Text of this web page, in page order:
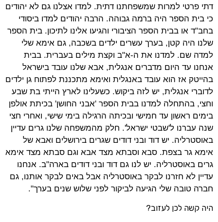
דתי פרטי למרות שמשפחתנו דתית. למדו אצלנו גם לא יהודים
כי בית הספר היה ברמה גבוהה. הרבה יהודים למדו ביסודי
בחב"ד או בבית הספר הציבורי והגיעו אלינו לתיכון. בית הספר
שלנו היה קטן, בערך עשרים ילדים בשכבה, גם אימא שלי
למדה שם. למדנו את ה-א"ב וקצת מילים בעברית. בבית
אנחנו עד היום מדברים אנגלית, אבא שלנו עובד בישראל
בהייטק אז הוא עובד באנגלית ואימא מתכננת לפתוח גן ילדים
לדוברי אנגלית, יש לזה ביקוש. כשעלינו לארץ הייתי בת שבע
וחצי, בהתחלה למדנו בבית הספר 'אבני החושן' בכיתת אולפן
בימים ראשון עד חמישי ובכיתה הרגילה בימי שישי, ואחרי חצי
שנה עברנו ל'שבטי ישראל'. חלק מהמשפחה שלנו גרים עדיין
באוסטרליה. יש דוד ובני דודים שגרים בירושלים ואבא של
אימא גר בצפת. סבא וסבתא מצד אבא וגם סבתא מצד אימא
גרים באוסטרליה. יש לנו גם דוד ובני דודים בארה"ב. אנחנו
עדיין לא חזרנו לבקר באוסטרליה אבל באים לבקר אותנו, גם
חברה טובה שלי הגיעה לביקור לפני שלוש שנים בערך".
היה קשה לכן לעזוב?